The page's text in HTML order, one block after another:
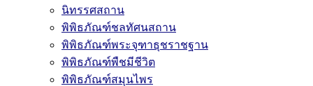
นิทรรศสถาน
พิพิธภัณฑ์ชลทัศนสถาน
พิพิธภัณฑ์พระจุฑาธุชราชฐาน
พิพิธภัณฑ์พืชมีชีวิต
พิพิธภัณฑ์สมุนไพร